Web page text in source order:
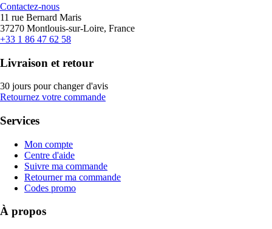
Contactez-nous
11 rue Bernard Maris
37270 Montlouis-sur-Loire, France
+33 1 86 47 62 58
Livraison et retour
30 jours pour changer d'avis
Retournez votre commande
Services
Mon compte
Centre d'aide
Suivre ma commande
Retourner ma commande
Codes promo
À propos